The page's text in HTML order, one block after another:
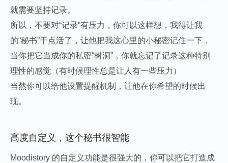
就需要坚持记录。
所以，不要对“记录”有压力，你可以这样想，我得让我
的“秘书”干点活了，让他把我这心里的小秘密记住一下，
当你把它当成你的私密“树洞”，你就忘记了记录这种特别
理性的感觉（有时候理性总是让人有一些压力）
当然你可以给他设置提醒机制，让他在你希望的时候出
现。
高度自定义，这个秘书很智能
Moodistory 的自定义功能是很强大的，你可以把它打造成